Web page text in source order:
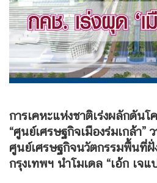
การเคหะแห่งชาติเร่งผลักดันโ
“ศูนย์เศรษฐกิจเมืองร่มเกล้า
ศูนย์เศรษฐกิจนวัตกรรมพื้นที่ฝั่
กรุงเทพฯ นำโมเดล “เอ้ก เจ